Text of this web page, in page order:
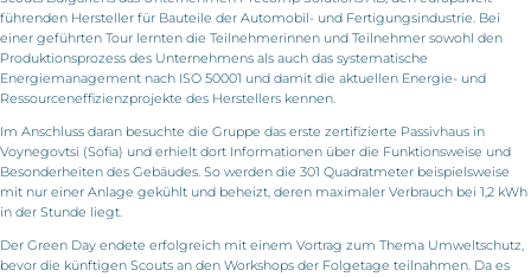
führenden Hersteller für Bauteile der Automobil- und Fertigungsindustrie. Bei
einer geführten Tour lernten die Teilnehmerinnen und Teilnehmer sowohl den
Produktionsprozess des Unternehmens als auch das systematische
Energiemanagement nach ISO 50001 und damit die aktuellen Energie- und
Ressourceneffizienzprojekte des Herstellers kennen.
Im Anschluss daran besuchte die Gruppe das erste zertifizierte Passivhaus in
Voynegovtsi (Sofia) und erhielt dort Informationen über die Funktionsweise und
Besonderheiten des Gebäudes. So werden die 301 Quadratmeter beispielsweise
mit nur einer Anlage gekühlt und beheizt, deren maximaler Verbrauch bei 1,2 kWh
in der Stunde liegt.
Der Green Day endete erfolgreich mit einem Vortrag zum Thema Umweltschutz,
bevor die künftigen Scouts an den Workshops der Folgetage teilnahmen. Da es